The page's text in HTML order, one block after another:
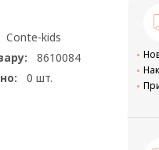
Conte-kids
8610084
0 шт.